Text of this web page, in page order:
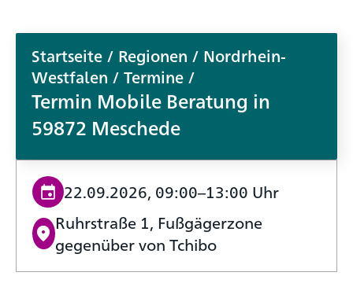
Startseite / Regionen / Nordrhein-
Westfalen / Termine /
Termin Mobile Beratung in
59872 Meschede
22.09.2026, 09:00–13:00 Uhr
Ruhrstraße 1, Fußgägerzone
gegenüber von Tchibo